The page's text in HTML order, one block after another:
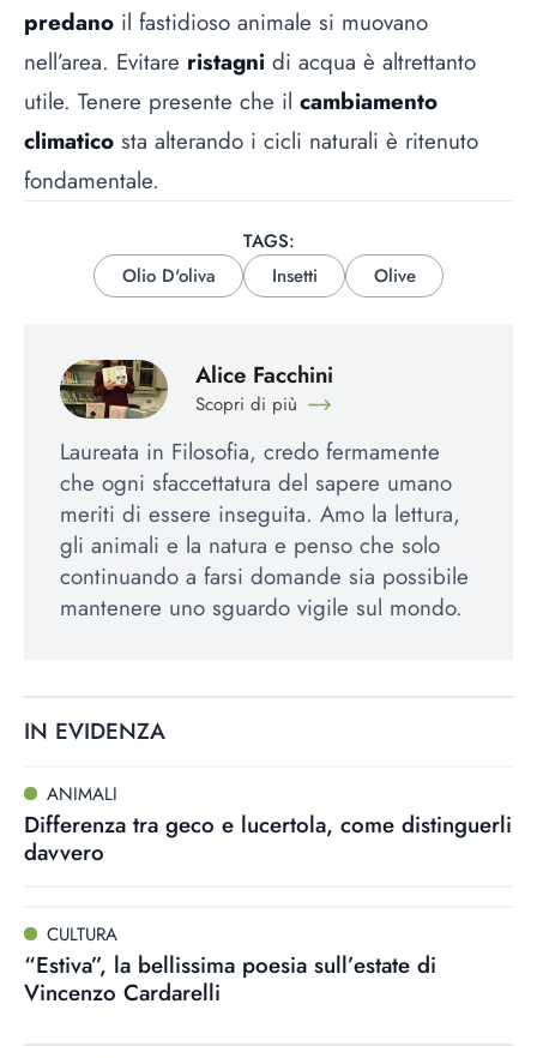
predano il fastidioso animale si muovano
nell’area. Evitare ristagni di acqua è altrettanto
utile. Tenere presente che il cambiamento
climatico sta alterando i cicli naturali è ritenuto
fondamentale.
TAGS:
Olio D'oliva
Insetti Olive
Alice Facchini
Scopri di più
Laureata in Filosofia, credo fermamente
che ogni sfaccettatura del sapere umano
meriti di essere inseguita. Amo la lettura,
gli animali e la natura e penso che solo
continuando a farsi domande sia possibile
mantenere uno sguardo vigile sul mondo.
IN EVIDENZA
ANIMALI
Differenza tra geco e lucertola, come distinguerli
davvero
CULTURA
“Estiva”, la bellissima poesia sull’estate di
Vincenzo Cardarelli